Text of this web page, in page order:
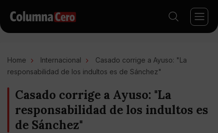
Home Internacional
Casado corrige a Ayuso: "La
responsabilidad de los indultos es de Sánchez"
Casado corrige a Ayuso: "La
responsabilidad de los indultos es
de Sánchez"